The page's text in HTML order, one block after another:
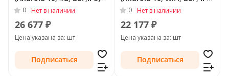
для Audi TT II (8J) 2006 -
2010
0 Нет в наличии
26 677 ₽
Цена указана за: шт
Подписаться
для Audi TT II (8J)
Рестайлинг 2010 - 2014
0 Нет в наличии
22 177 ₽
Цена указана за: шт
Подписаться